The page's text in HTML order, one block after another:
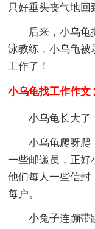
只好垂头丧气地回
后来，小乌龟振
泳教练，小乌龟被
工作了！
小乌龟找工作作文
小乌龟长大了，
小乌龟爬呀爬，
一些邮递员，正好
他们每人一些信封
每户。
小兔子连蹦带跳